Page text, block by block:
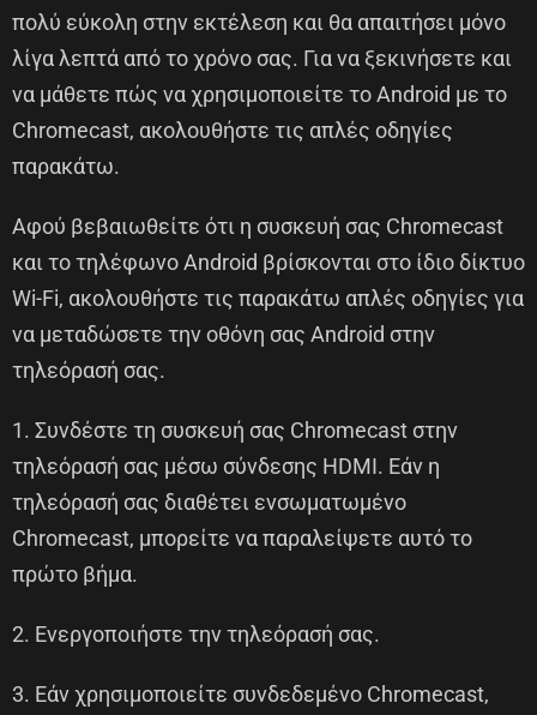
πολύ εύκολη στην εκτέλεση και θα απαιτήσει μόνο
λίγα λεπτά από το χρόνο σας. Για να ξεκινήσετε και
να μάθετε πώς να χρησιμοποιείτε το Android με το
Chromecast, ακολουθήστε τις απλές οδηγίες
παρακάτω.
Αφού βεβαιωθείτε ότι η συσκευή σας Chromecast
και το τηλέφωνο Android βρίσκονται στο ίδιο δίκτυο
Wi-Fi, ακολουθήστε τις παρακάτω απλές οδηγίες για
να μεταδώσετε την οθόνη σας Android στην
τηλεόρασή σας.
1. Συνδέστε τη συσκευή σας Chromecast στην
τηλεόρασή σας μέσω σύνδεσης HDMI. Εάν η
τηλεόρασή σας διαθέτει ενσωματωμένο
Chromecast, μπορείτε να παραλείψετε αυτό το
πρώτο βήμα.
2. Ενεργοποιήστε την τηλεόρασή σας.
3. Εάν χρησιμοποιείτε συνδεδεμένο Chromecast,